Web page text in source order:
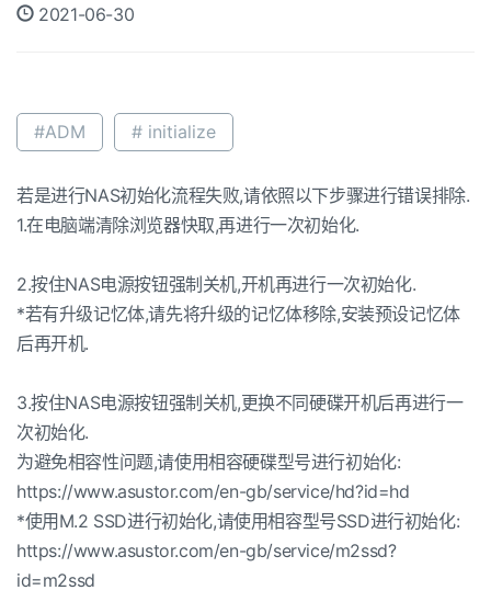
2021-06-30
#ADM # initialize
若是进行NAS初始化流程失败,请依照以下步骤进行错误排除.
1.在电脑端清除浏览器快取,再进行一次初始化.
2.按住NAS电源按钮强制关机,开机再进行一次初始化.
*若有升级记忆体,请先将升级的记忆体移除,安装预设记忆体
后再开机.
3.按住NAS电源按钮强制关机,更换不同硬碟开机后再进行一
次初始化.
为避免相容性问题,请使用相容硬碟型号进行初始化:
https://www.asustor.com/en-gb/service/hd?id=hd
*使用M.2 SSD进行初始化,请使用相容型号SSD进行初始化:
https://www.asustor.com/en-gb/service/m2ssd?
id=m2ssd